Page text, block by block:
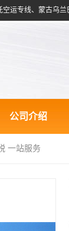
公司介绍
一站服务